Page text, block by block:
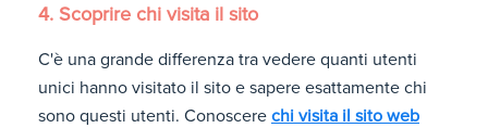
4. Scoprire chi visita il sito
C'è una grande differenza tra vedere quanti utenti
unici hanno visitato il sito e sapere esattamente chi
sono questi utenti. Conoscere chi visita il sito web